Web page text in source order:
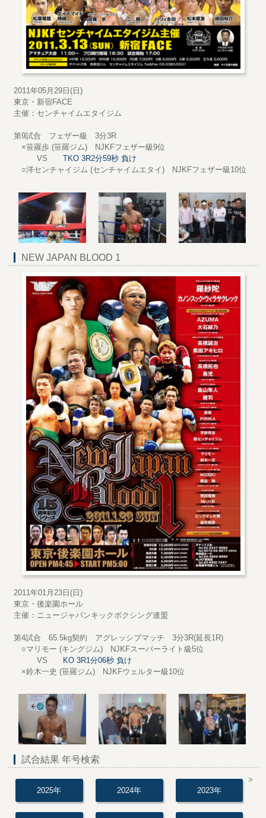
2011年05月29日(日)
東京・新宿FACE
主催：センチャイムエタイジム
第9試合 フェザー級 3分3R
×笹羅歩 (笹羅ジム) NJKFフェザー級9位
VSTKO 3R2分59秒 負け
○洋センチャイジム (センチャイムエタイ) NJKFフェザー級10位
NEW JAPAN BLOOD 1
2011年01月23日(日)
東京・後楽園ホール
主催：ニュージャパンキックボクシング連盟
第4試合 65.5kg契約 アグレッシブマッチ 3分3R(延長1R)
○マリモー (キングジム) NJKFスーパーライト級5位
VS KO 3R1分06秒 負け
×鈴木一史 (笹羅ジム) NJKFウェルター級10位
試合結果 年号検索
2025年 2024年 2023年
>